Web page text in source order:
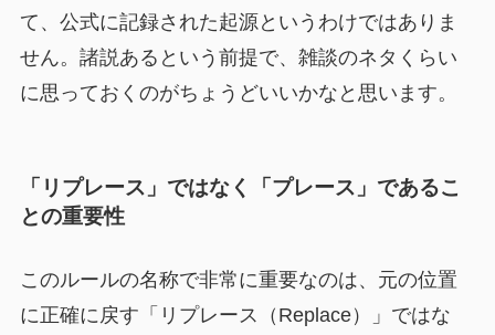
て、公式に記録された起源というわけではありま
せん。諸説あるという前提で、雑談のネタくらい
に思っておくのがちょうどいいかなと思います。
「リプレース」ではなく「プレース」であるこ
との重要性
このルールの名称で非常に重要なのは、元の位置
に正確に戻す「リプレース（Replace）」ではな